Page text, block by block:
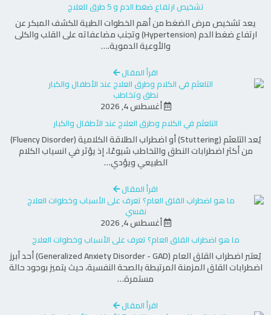
تشخيص ارتفاع ضغط الدم و 5 طرق للعلاج
يعد تشخيص مرض الضغط من أهم الخطوات الطبية للكشف المبكر عن
ارتفاع ضغط الدم (Hypertension) وتجنب مضاعفاته على القلب والكلى
والأوعية الدموية.…
اقرأ المقال
نطق وتخاطب
أغسطس 4, 2026
التلعثم في الكلام وطرق العلاج عند الأطفال والكبار
يُعد التلعثم (Stuttering) أو اضطراب الطلاقة الكلامية (Fluency Disorder)
من أكثر اضطرابات النطق والتخاطب شيوعًا، إذ يؤثر في انسياب الكلام
الطبيعي ويؤدي…
اقرأ المقال
نفسي
أغسطس 4, 2026
ما هو اضطراب القلق العام؟ تعرف على الأسباب وخطوات العلاج
يُعتبر اضطراب القلق العام (Generalized Anxiety Disorder - GAD) أحد أبرز
اضطرابات القلق المزمنة المرتبطة بالصحة النفسية، حيث يتميز بوجود حالة
مستمرة…
اقرأ المقال